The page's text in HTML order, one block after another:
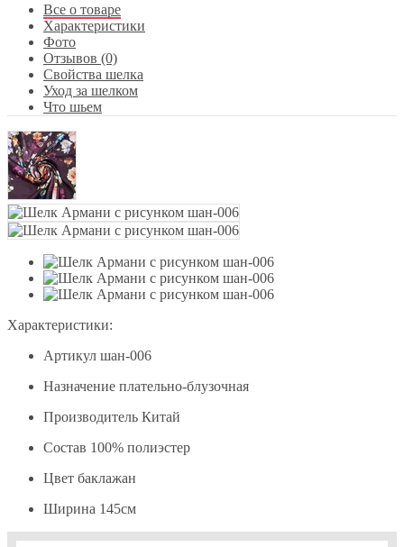
Все о товаре
Характеристики
Фото
Отзывов (0)
Свойства шелка
Уход за шелком
Что шьем
Характеристики:
Артикул шан-006
Назначение плательно-блузочная
Производитель Китай
Состав 100% полиэстер
Цвет баклажан
Ширина 145см